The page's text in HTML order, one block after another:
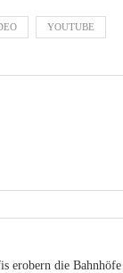
YOUTUBE
erobern die Bahnhöfe